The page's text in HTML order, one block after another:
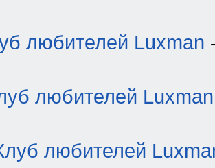
любителей Luxman
любителей Luxman
любителей